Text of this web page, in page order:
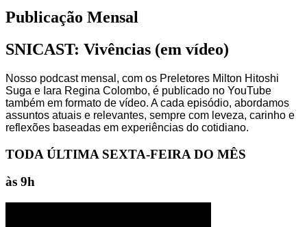
Publicação Mensal
SNICAST: Vivências (em vídeo)
Nosso podcastmensal, com os Preletores Milton Hitoshi
Suga e Iara Regina Colombo, é publicado no YouTube
também em formato de vídeo. A cada episódio, abordamos
assuntos atuais e relevantes, sempre com leveza, carinho e
reflexões baseadas em experiências do cotidiano.
TODA ÚLTIMA SEXTA-FEIRA DO MÊS
às 9h